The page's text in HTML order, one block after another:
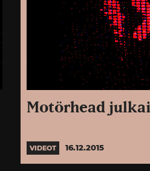
Motörhead
VIDEOT 16.12.2015